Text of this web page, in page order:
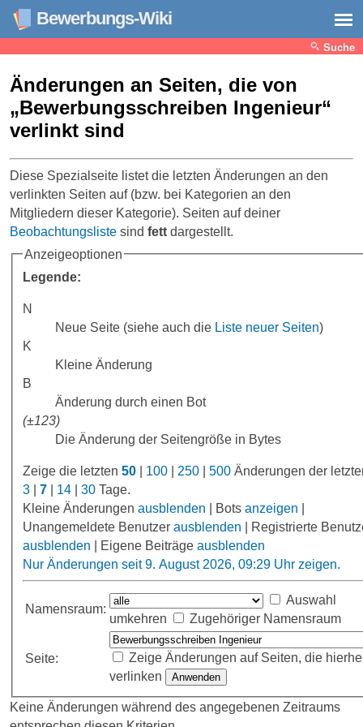
Bewerbungs-Wiki
Suche
Änderungen an Seiten, die von
„Bewerbungsschreiben Ingenieur“
verlinkt sind
Diese Spezialseite listet die letzten Änderungen an den
verlinkten Seiten auf (bzw. bei Kategorien an den
Mitgliedern dieser Kategorie). Seiten auf deiner
Beobachtungsliste sind fett dargestellt.
Anzeigeoptionen
Legende:
N
Neue Seite (siehe auch die Liste neuer Seiten)
K
Kleine Änderung
B
Änderung durch einen Bot
(±123)
Die Änderung der Seitengröße in Bytes
Zeige die letzten 50 100 250 500 Änderungen der
3
7 14 30 Tage.
Kleine Änderungen ausblenden | Bots anzeigen
Unangemeldete Benutzer ausblenden | Registrierte
ausblenden | Eigene Beiträge ausblenden
Nur Änderungen seit 9. August 2026, 09:29 Uhr zeigen.
Namensraum:
Auswahl
umkehren
Zugehöriger Namensraum
Seite:
Zeige Änderungen auf Seiten, die
verlinken
Keine Änderungen während des angegebenen Zeitraums